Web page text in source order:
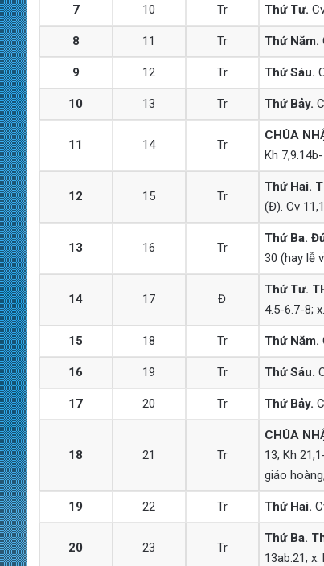
7 10 Tr Thứ Tư.
8 11 Tr Thứ Năm.
9 12 Tr Thứ Sáu.
10 13 Tr Thứ Bảy.
11 14 Tr
CHÚA
Kh
12 15 Tr
Thứ Hai.
(Đ). Cv
13 16 Tr
Thứ Ba.
30 (hay lễ
14 17 Đ
Thứ Tư.
4.5-6.7-8;
15 18 Tr Thứ Năm.
16 19 Tr Thứ Sáu.
17 20 Tr Thứ Bảy.
18 21 Tr
CHÚA
13; Kh
giáo
19 22 Tr Thứ Hai.
20 23 Tr
Thứ Ba.
13ab.21; x.